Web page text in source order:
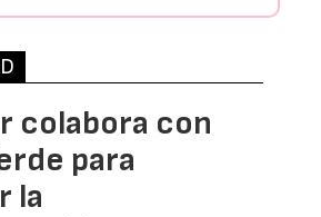
colabora con
para
la